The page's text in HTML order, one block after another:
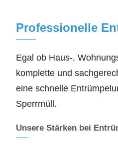
Professionelle
Egal ob Haus-,
komplette und
eine schnelle
Sperrmüll.
Unsere Stärken bei